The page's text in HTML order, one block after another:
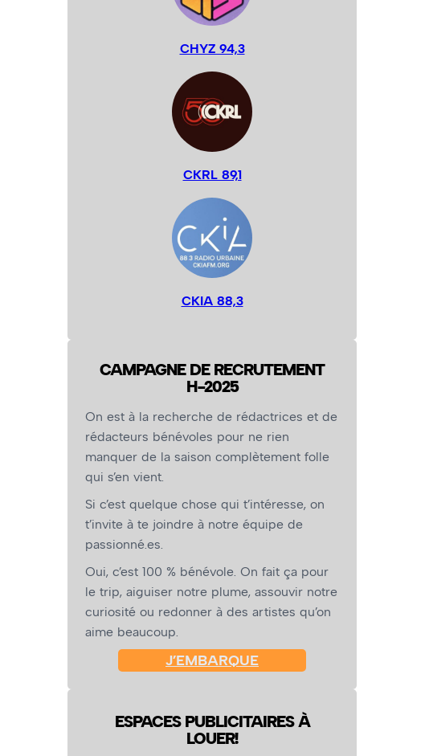
CHYZ 94,3
CKRL 89,1
CKIA 88,3
CAMPAGNE DE RECRUTEMENT
H-2025
On est à la recherche de rédactrices et de
rédacteurs bénévoles pour ne rien
manquer de la saison complètement folle
qui s’en vient.
Si c’est quelque chose qui t’intéresse, on
t’invite à te joindre à notre équipe de
passionné.es.
Oui, c’est 100 % bénévole. On fait ça pour
le trip, aiguiser notre plume, assouvir notre
curiosité ou redonner à des artistes qu’on
aime beaucoup.
J’EMBARQUE
ESPACES PUBLICITAIRES À
LOUER!